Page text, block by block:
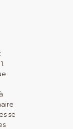
se